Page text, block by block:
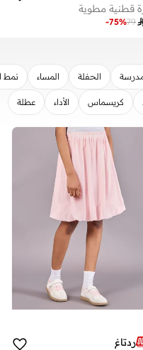
قطنية مطوية
79
-75%
الحفلة المساء نمط
كريسماس الأداء عطلة
تطبيق
ردتاغ